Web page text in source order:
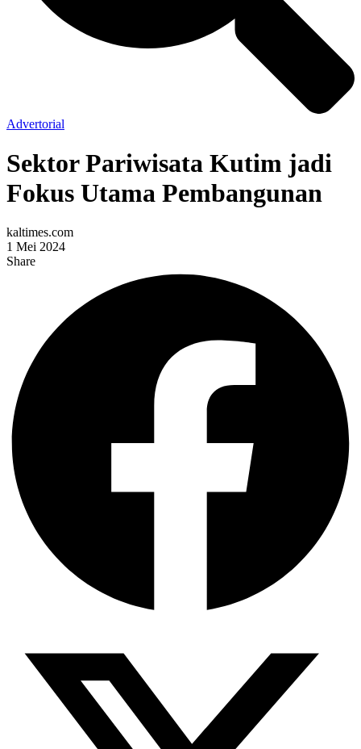
Advertorial
Sektor Pariwisata Kutim jadi
Fokus Utama Pembangunan
kaltimes.com
1 Mei 2024
Share